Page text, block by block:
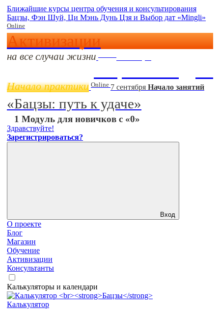
Ближайшие курсы центра обучения и консультирования
Бацзы, Фэн Шуй, Ци Мэнь Дунь Цзя и Выбор дат «Mingli»
Online
Активизации
на все случаи жизни
Начало практики Online 7 сентября Начало занятий
«Бацзы: путь к удаче»
1 Модуль для новичков с «0»
Здравствуйте!
Зарегистрироваться?
Вход
О проекте
Блог
Магазин
Обучение
Активизации
Консультанты
Калькуляторы и календари
Калькулятор